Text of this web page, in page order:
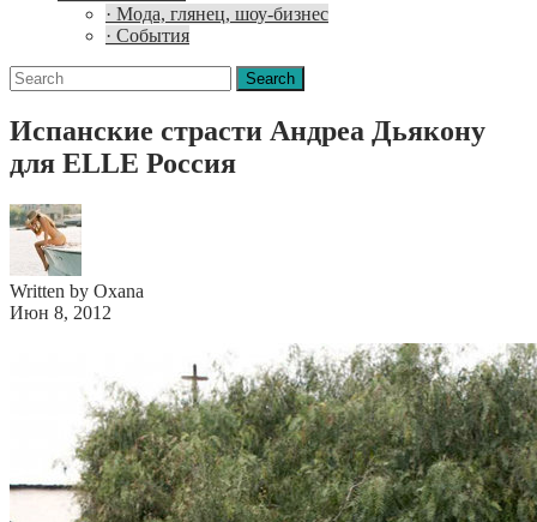
· Мода, глянец, шоу-бизнес
· События
Search
for:
Испанские страсти Андреа Дьякону
для ELLE Россия
Written by Oxana
Июн 8, 2012